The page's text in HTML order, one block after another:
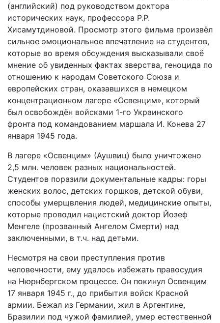
(английский) под руководством доктора
исторических наук, профессора Р.Р.
Хисамутдиновой. Просмотр этого фильма произвёл
сильное эмоциональное впечатление на студентов,
которые во время обсуждения высказывали своё
мнение об увиденных фактах зверства, геноцида по
отношению к народам Советского Союза и
европейских стран, оказавшихся в немецком
концентрационном лагере «Освенцим», который
был освобождён войсками 1-го Украинского
фронта под командованием маршала И. Конева 27
января 1945 года.
В лагере «Освенцим» (Аушвиц) было уничтожено
2,5 млн. человек разных национальностей.
Студентов поразили документальные кадры: горы
женских волос, детских горшков, детской обуви,
способы умерщвления людей, медицинские опыты,
которые проводил нацистский доктор Йозеф
Менгеле (прозванный Ангелом Смерти) над
заключенными, в т.ч. над детьми.
Несмотря на свои преступления против
человечности, ему удалось избежать правосудия
на Нюрнбергском процессе. Он покинул Освенцим
17 января 1945 г., до прибытия войск Красной
армии. Бежал из Германии, жил в Аргентине,
Бразилии под чужой фамилией, умер естественной